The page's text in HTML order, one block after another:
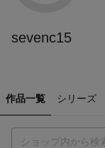
sevenc15
作品一覧 シリーズ